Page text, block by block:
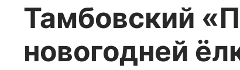
Тамбовский
новогодней